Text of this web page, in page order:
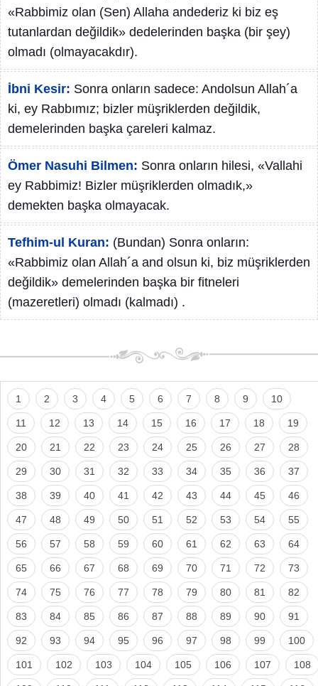
«Rabbimiz olan (Sen) Allaha andederiz ki biz eş
tutanlardan değildik» dedelerinden başka (bir şey)
olmadı (olmayacakdır).
İbni Kesir: Sonra onların sadece: Andolsun Allah´a
ki, ey Rabbımız; bizler müşriklerden değildik,
demelerinden başka çareleri kalmaz.
Ömer Nasuhi Bilmen: Sonra onların hilesi, «Vallahi
ey Rabbimiz! Bizler müşriklerden olmadık,»
demekten başka olmayacak.
Tefhim-ul Kuran: (Bundan) Sonra onların:
«Rabbimiz olan Allah´a and olsun ki, biz müşriklerden
değildik» demelerinden başka bir fitneleri
(mazeretleri) olmadı (kalmadı) .
1 2 3 4 5 6 7 8 9 10
11 12 13 14 15 16 17 18 19
20 21 22 23 24 25 26 27 28
29 30 31 32 33 34 35 36 37
38 39 40 41 42 43 44 45 46
47 48 49 50 51 52 53 54 55
56 57 58 59 60 61 62 63 64
65 66 67 68 69 70 71 72 73
74 75 76 77 78 79 80 81 82
83 84 85 86 87 88 89 90 91
92 93 94 95 96 97 98 99 100
101 102 103 104 105 106 107 108